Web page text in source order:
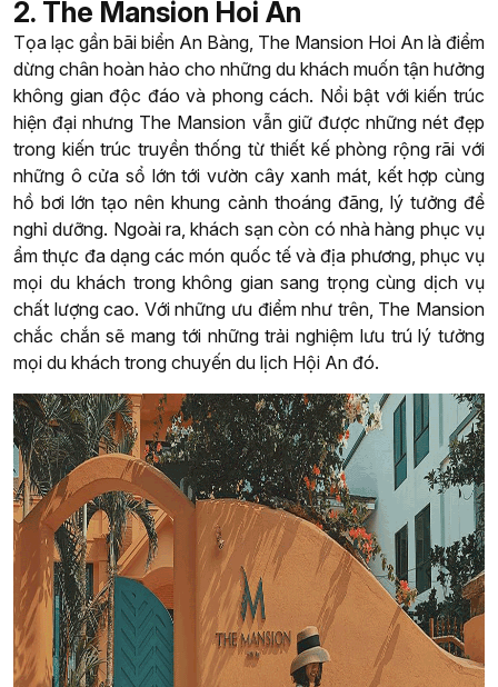
2. The Mansion Hoi An
Tọa lạc gần bãi biển An Bàng, The Mansion Hoi An là điểm
dừng chân hoàn hảo cho những du khách muốn tận hưởng
không gian độc đáo và phong cách. Nổi bật với kiến trúc
hiện đại nhưng The Mansion vẫn giữ được những nét đẹp
trong kiến trúc truyền thống từ thiết kế phòng rộng rãi với
những ô cửa sổ lớn tới vườn cây xanh mát, kết hợp cùng
hồ bơi lớn tạo nên khung cảnh thoáng đãng, lý tưởng để
nghỉ dưỡng. Ngoài ra, khách sạn còn có nhà hàng phục vụ
ẩm thực đa dạng các món quốc tế và địa phương, phục vụ
mọi du khách trong không gian sang trọng cùng dịch vụ
chất lượng cao. Với những ưu điểm như trên, The Mansion
chắc chắn sẽ mang tới những trải nghiệm lưu trú lý tưởng
mọi du khách trong chuyến du lịch Hội An đó.